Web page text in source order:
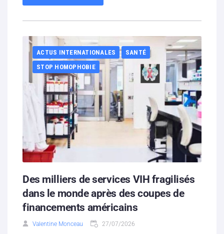
ACTUS INTERNATIONALES
SANTÉ
STOP HOMOPHOBIE
Des milliers de services VIH fragilisés
dans le monde après des coupes de
financements américains
Valentine Monceau 27/07/2026